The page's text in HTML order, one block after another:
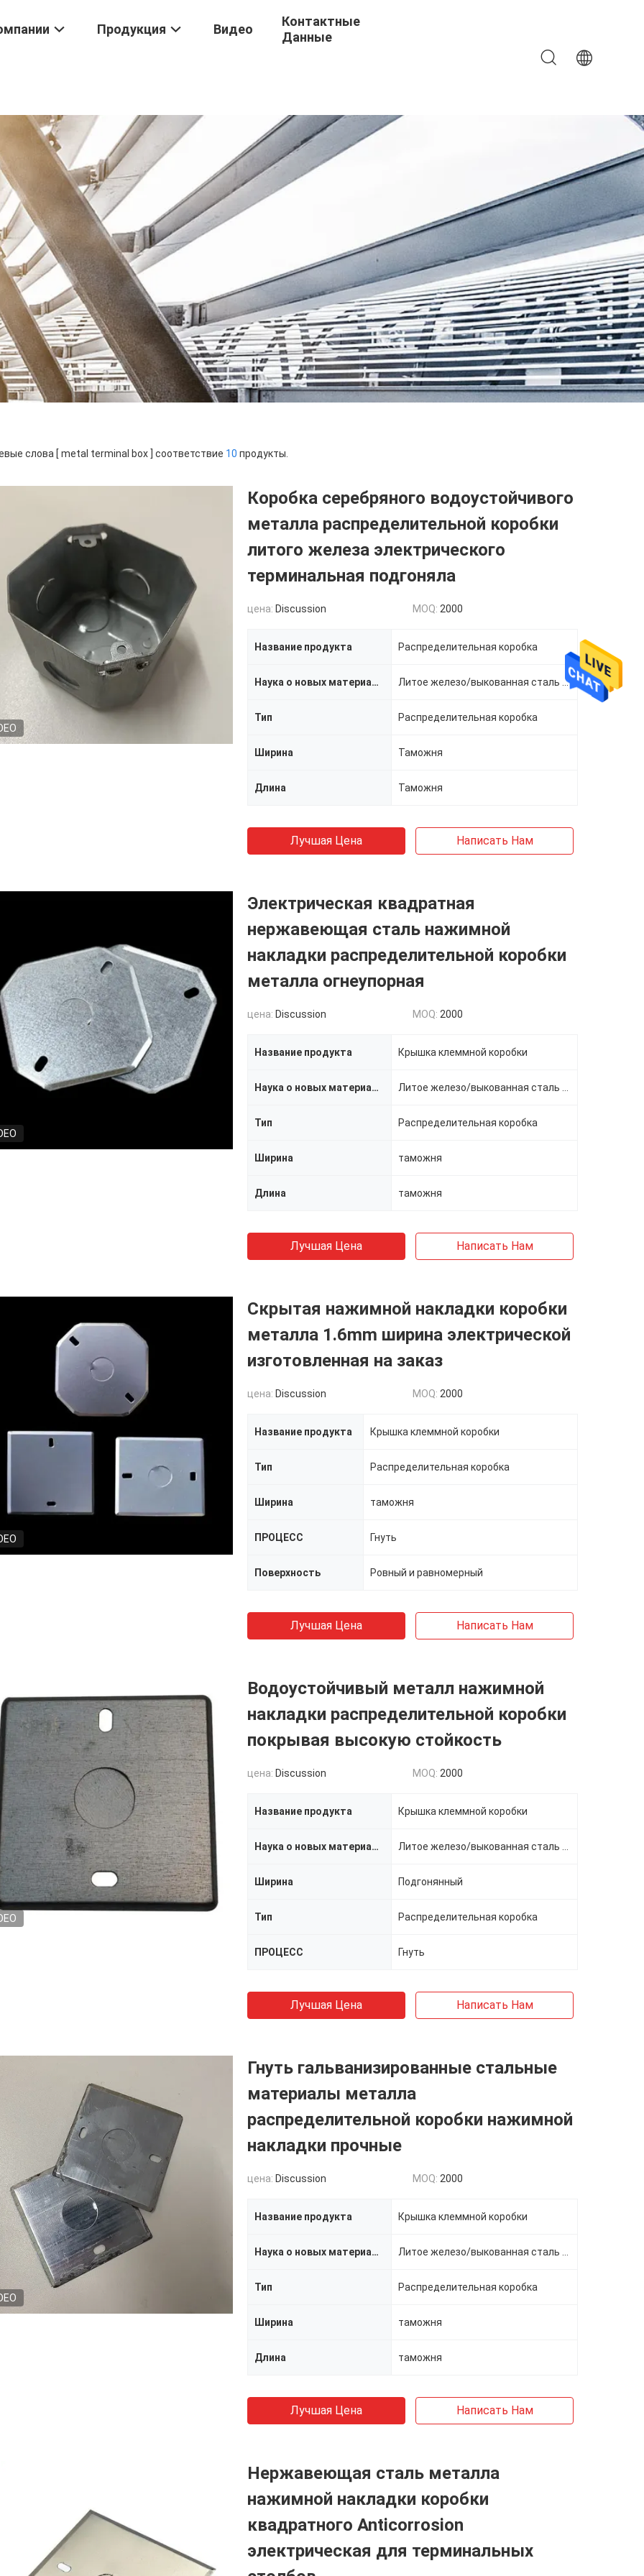
Продукция Видео
Контактные
Данные
слова [ metal terminal box ] соответствие 10 продукты.
Коробка серебряного водоустойчивого
металла распределительной коробки
литого железа электрического
терминальная подгоняла
цена: Discussion MOQ: 2000
Название продукта Распределительная коробка
Наука о новых материалах Литое железо/выкованная сталь углерода
Тип Распределительная коробка
Ширина Таможня
Длина Таможня
Лучшая Цена Написать Нам
Электрическая квадратная
нержавеющая сталь нажимной
накладки распределительной коробки
металла огнеупорная
цена: Discussion MOQ: 2000
Название продукта Крышка клеммной коробки
Наука о новых материалах
Тип Распределительная коробка
Ширина таможня
Длина таможня
Лучшая Цена Написать Нам
Скрытая нажимной накладки коробки
металла 1.6mm ширина электрической
изготовленная на заказ
цена: Discussion MOQ: 2000
Название продукта Крышка клеммной коробки
Тип Распределительная коробка
Ширина таможня
ПРОЦЕСС Гнуть
Поверхность Ровный и равномерный
Лучшая Цена Написать Нам
Водоустойчивый металл нажимной
накладки распределительной коробки
покрывая высокую стойкость
цена: Discussion MOQ: 2000
Название продукта Крышка клеммной коробки
Наука о новых материалах
Ширина Подгонянный
Тип Распределительная коробка
ПРОЦЕСС Гнуть
Лучшая Цена Написать Нам
Гнуть гальванизированные стальные
материалы металла
распределительной коробки нажимной
накладки прочные
цена: Discussion MOQ: 2000
Название продукта Крышка клеммной коробки
Наука о новых материалах
Тип Распределительная коробка
Ширина таможня
Длина таможня
Лучшая Цена Написать Нам
Нержавеющая сталь металла
нажимной накладки коробки
квадратного Anticorrosion
электрическая для терминальных